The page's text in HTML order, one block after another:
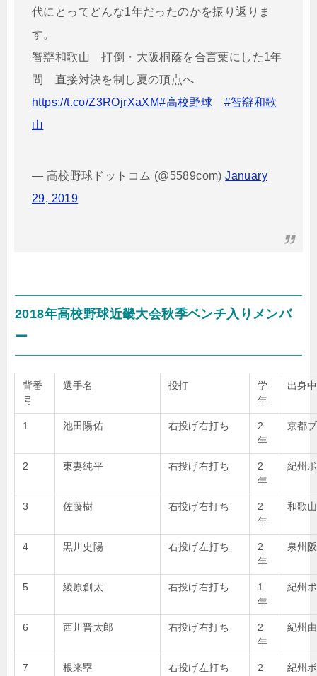
代にとってどんな1年だったのかを振り返りま
す。
智辯和歌山 打倒・大阪桐蔭を合言葉にした1年
間 直接対決を制し夏の頂点へ
https://t.co/Z3ROjrXaXM#高校野球
#智辯和歌
山
— 高校野球ドットコム (@5589com)January
29, 2019
2018年高校野球近畿大会秋季ベンチ入りメンバ
ー
背番
号
選手名 投打
学
年
出身
1 池田陽佑 右投げ右打ち
2
年
京都
2 東妻純平 右投げ右打ち
2
年
紀州
3 佐藤樹 右投げ右打ち
2
年
和歌
4 黒川史陽 右投げ左打ち
2
年
泉州
5 綾原創太 右投げ右打ち
1
年
紀州
6 西川晋太郎 右投げ右打ち
2
年
紀州
7 根来塁 右投げ左打ち
2
紀州